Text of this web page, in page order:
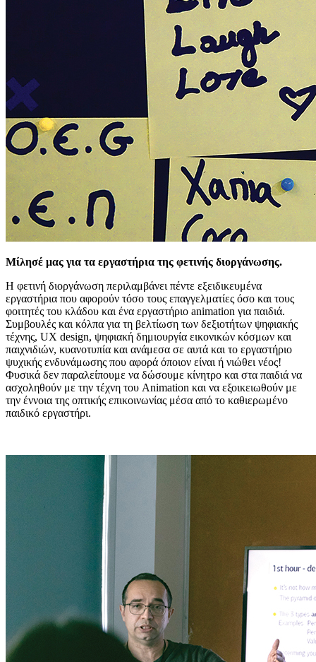
Μίλησέ μας για τα εργαστήρια της φετινής διοργάνωσης.
Η φετινή διοργάνωση περιλαμβάνει πέντε εξειδικευμένα
εργαστήρια που αφορούν τόσο τους επαγγελματίες όσο και τους
φοιτητές του κλάδου και ένα εργαστήριο animation για παιδιά.
Συμβουλές και κόλπα για τη βελτίωση των δεξιοτήτων ψηφιακής
τέχνης, UX design, ψηφιακή δημιουργία εικονικών κόσμων και
παιχνιδιών, κυανοτυπία και ανάμεσα σε αυτά και το εργαστήριο
ψυχικής ενδυνάμωσης που αφορά όποιον είναι ή νιώθει νέος!
Φυσικά δεν παραλείπουμε να δώσουμε κίνητρο και στα παιδιά να
ασχοληθούν με την τέχνη του Animation και να εξοικειωθούν με
την έννοια της οπτικής επικοινωνίας μέσα από το καθιερωμένο
παιδικό εργαστήρι.